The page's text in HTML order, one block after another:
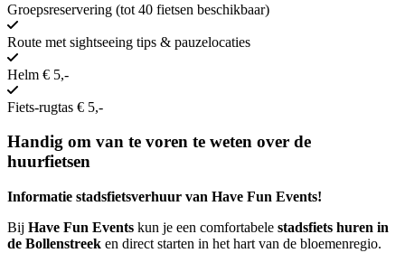
Groepsreservering (tot 40 fietsen beschikbaar)
Route met sightseeing tips & pauzelocaties
Helm € 5,-
Fiets-rugtas € 5,-
Handig om van te voren te weten over de
huurfietsen
Informatie stadsfietsverhuur van Have Fun Events!
Bij Have Fun Events kun je een comfortabele stadsfiets huren in
de Bollenstreek en direct starten in het hart van de bloemenregio.